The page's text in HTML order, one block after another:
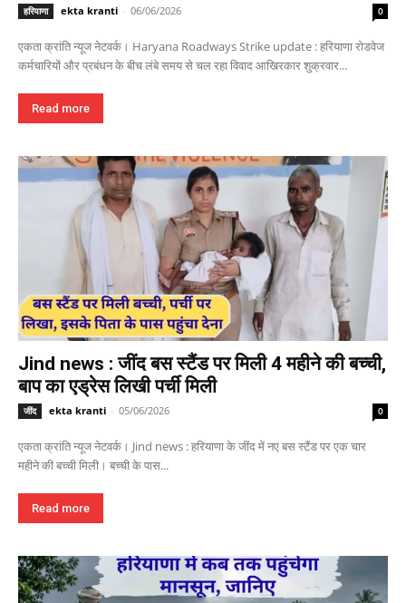
हरियाणा ekta kranti - 06/06/2026 0
एकता क्रांति न्यूज नेटवर्क। Haryana Roadways Strike update : हरियाणा रोडवेज
कर्मचारियों और प्रबंधन के बीच लंबे समय से चल रहा विवाद आखिरकार शुक्रवार...
Read more
Jind news : जींद बस स्टैंड पर मिली 4 महीने की बच्ची,
बाप का एड्रेस लिखी पर्ची मिली
जींद ekta kranti - 05/06/2026 0
एकता क्रांति न्यूज नेटवर्क। Jind news : हरियाणा के जींद में नए बस स्टैंड पर एक चार
महीने की बच्ची मिली। बच्ची के पास...
Read more